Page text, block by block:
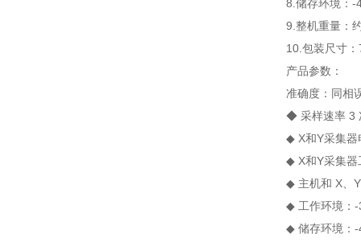
8.储存环境：
9.整机重量：
10.包装尺寸
产品参数：
准确度：同相
◆ 采样速率 3
◆ X和Y采集器
◆ X和Y采集器
◆ 主机和 X、
◆ 工作环境：
◆ 储存环境：